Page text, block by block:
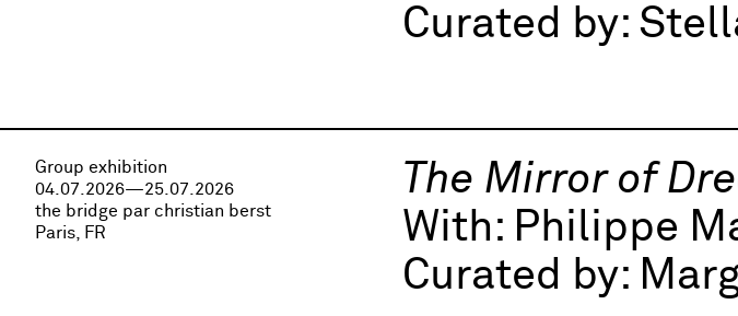
Curated by:
The Mirror of
With: Philippe
Curated by:
Group exhibition
04.07.2026—25.07.2026
the bridge par christian berst
Paris, FR